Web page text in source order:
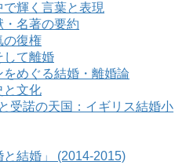
輝く言葉と表現
・名著の要約
の復権
して離婚
をめぐる結婚・離婚論
と文化
受諾の天国：イギリス結婚小
結婚」 (2014-2015)